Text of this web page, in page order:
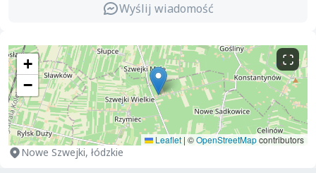
Wyślij wiadomość
+
−
Leaflet | ©OpenStreetMapcontributors
Nowe Szwejki, łódzkie